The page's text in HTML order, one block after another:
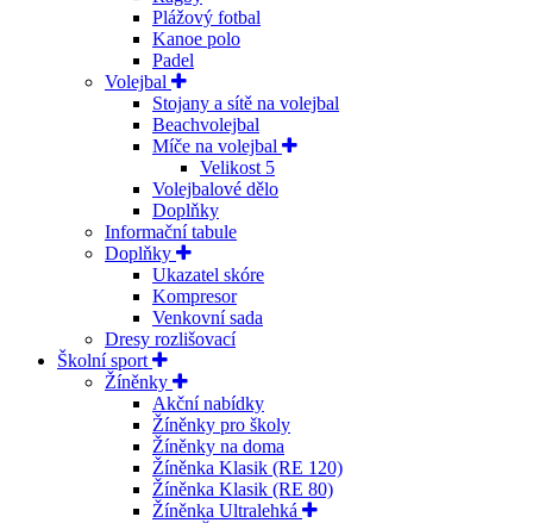
Plážový fotbal
Kanoe polo
Padel
Volejbal
Stojany a sítě na volejbal
Beachvolejbal
Míče na volejbal
Velikost 5
Volejbalové dělo
Doplňky
Informační tabule
Doplňky
Ukazatel skóre
Kompresor
Venkovní sada
Dresy rozlišovací
Školní sport
Žíněnky
Akční nabídky
Žíněnky pro školy
Žíněnky na doma
Žíněnka Klasik (RE 120)
Žíněnka Klasik (RE 80)
Žíněnka Ultralehká